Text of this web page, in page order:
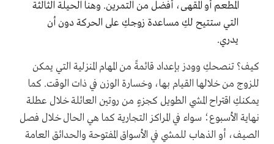
المطعم أو المقهى، أفضل من التمرين. وهنا الحيلة الثالثة
التي ستتيح لكِ مساعدة زوجكِ على الحركة دون أن
يدري.
كيف؟ تنصحكِ وودز بإعداد قائمةً من المهام المنزلية التي يمكن
للزوج من خلالها القيام بها، وخسارة الوزن في ذات الوقت. كما
يمكنكِ اقتراح المشي الطويل كجزءٍ من روتين العائلة خلال عطلة
نهاية الأسبوع؛ سواء في المراكز التجارية كما هي الحال خلال فصل
الصيف، أو الذهاب للمشي في الأسواق المفتوحة والحدائق العامة